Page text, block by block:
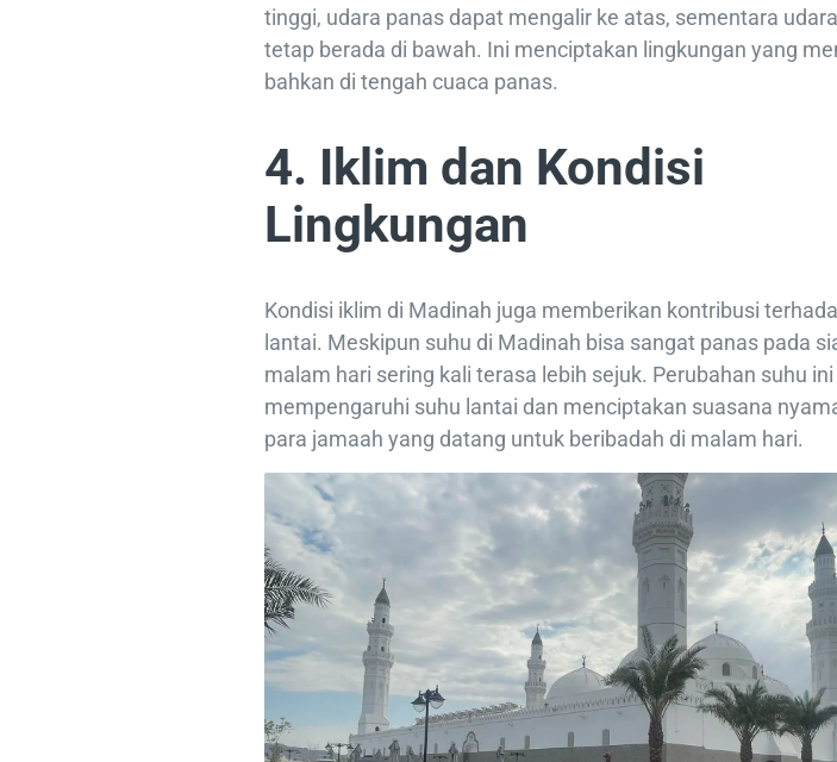
tinggi, udara panas dapat mengalir ke atas, sementara
tetap berada di bawah. Ini menciptakan lingkungan yang
bahkan di tengah cuaca panas.
4. Iklim dan Kondisi
Lingkungan
Kondisi iklim di Madinah juga memberikan kontribusi
lantai. Meskipun suhu di Madinah bisa sangat panas pada
malam hari sering kali terasa lebih sejuk. Perubahan suhu ini
mempengaruhi suhu lantai dan menciptakan suasana
para jamaah yang datang untuk beribadah di malam hari.